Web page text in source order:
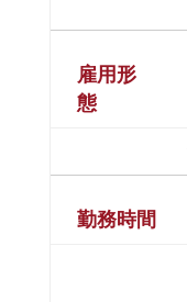
雇用形
態
勤務時間